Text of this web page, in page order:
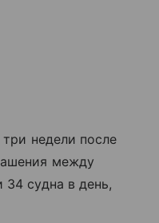
недели после
между
34 судна в день,